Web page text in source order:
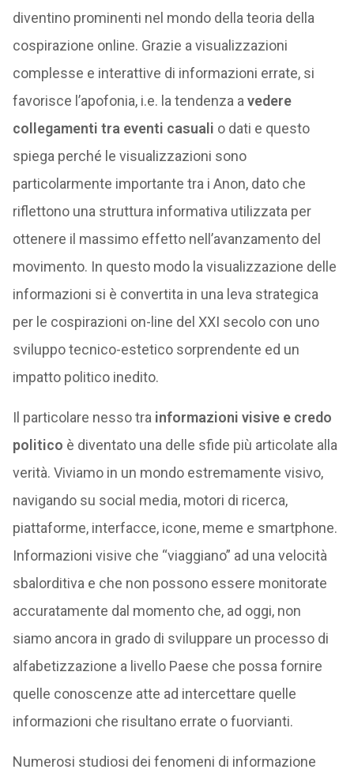
diventino prominenti nel mondo della teoria della
cospirazione online. Grazie a visualizzazioni
complesse e interattive di informazioni errate, si
favorisce l’apofonia, i.e. la tendenza a vedere
collegamenti tra eventi casuali o dati e questo
spiega perché le visualizzazioni sono
particolarmente importante tra i Anon, dato che
riflettono una struttura informativa utilizzata per
ottenere il massimo effetto nell’avanzamento del
movimento. In questo modo la visualizzazione delle
informazioni si è convertita in una leva strategica
per le cospirazioni on-line del XXI secolo con uno
sviluppo tecnico-estetico sorprendente ed un
impatto politico inedito.
Il particolare nesso tra informazioni visive e credo
politico è diventato una delle sfide più articolate alla
verità. Viviamo in un mondo estremamente visivo,
navigando su social media, motori di ricerca,
piattaforme, interfacce, icone, meme e smartphone.
Informazioni visive che “viaggiano” ad una velocità
sbalorditiva e che non possono essere monitorate
accuratamente dal momento che, ad oggi, non
siamo ancora in grado di sviluppare un processo di
alfabetizzazione a livello Paese che possa fornire
quelle conoscenze atte ad intercettare quelle
informazioni che risultano errate o fuorvianti.
Numerosi studiosi dei fenomeni di informazione